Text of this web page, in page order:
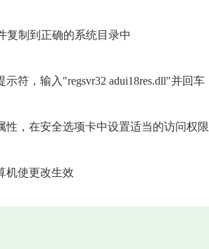
复制到正确的系统目录中
符，输入"regsvr32 adui18res.dll"并回车
性，在安全选项卡中设置适当的访问权限
机使更改生效